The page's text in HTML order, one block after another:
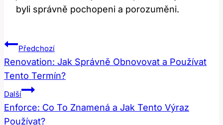
byli správně pochopeni a porozuměni.
Navigace
Pro
Příspěvek
Předchozí
Renovation: Jak Správně Obnovovat a Používat
Tento Termín?
Další
Enforce: Co To Znamená a Jak Tento Výraz
Používat?